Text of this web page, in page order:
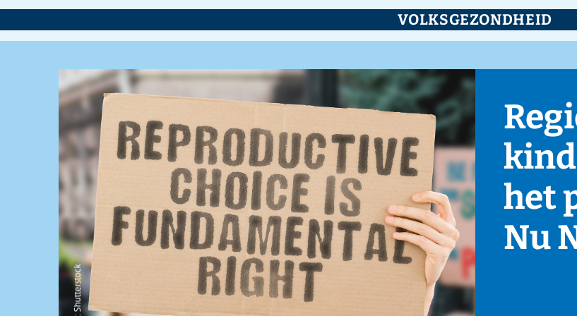
VOLKSGEZONDHEID
Foto: Shutterstock
Regie over je
kinderwens met
het programma
Nu Niet Zwanger
Laura Honders